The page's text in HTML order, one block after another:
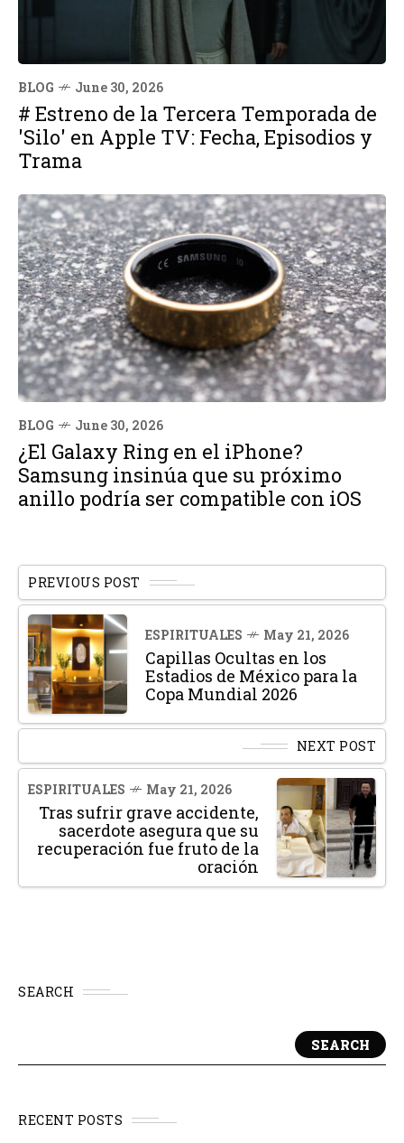
BLOG June 30, 2026
# Estreno de la Tercera Temporada de
'Silo' en Apple TV: Fecha, Episodios y
Trama
BLOG June 30, 2026
¿El Galaxy Ring en el iPhone?
Samsung insinúa que su próximo
anillo podría ser compatible con iOS
PREVIOUS POST
ESPIRITUALES May 21, 2026
Capillas Ocultas en los
Estadios de México para la
Copa Mundial 2026
NEXT POST
ESPIRITUALES May 21, 2026
Tras sufrir grave accidente,
sacerdote asegura que su
recuperación fue fruto de la
oración
SEARCH
SEARCH
RECENT POSTS